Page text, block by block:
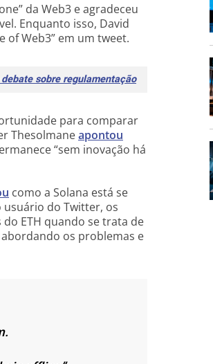
da Web3 e agradeceu
Enquanto isso, David
of Web3” em um tweet.
sobre regulamentação
para comparar
Thesolmaneapontou
“sem inovação há
como a Solana está se
do Twitter, os
ETH quando se trata de
os problemas e